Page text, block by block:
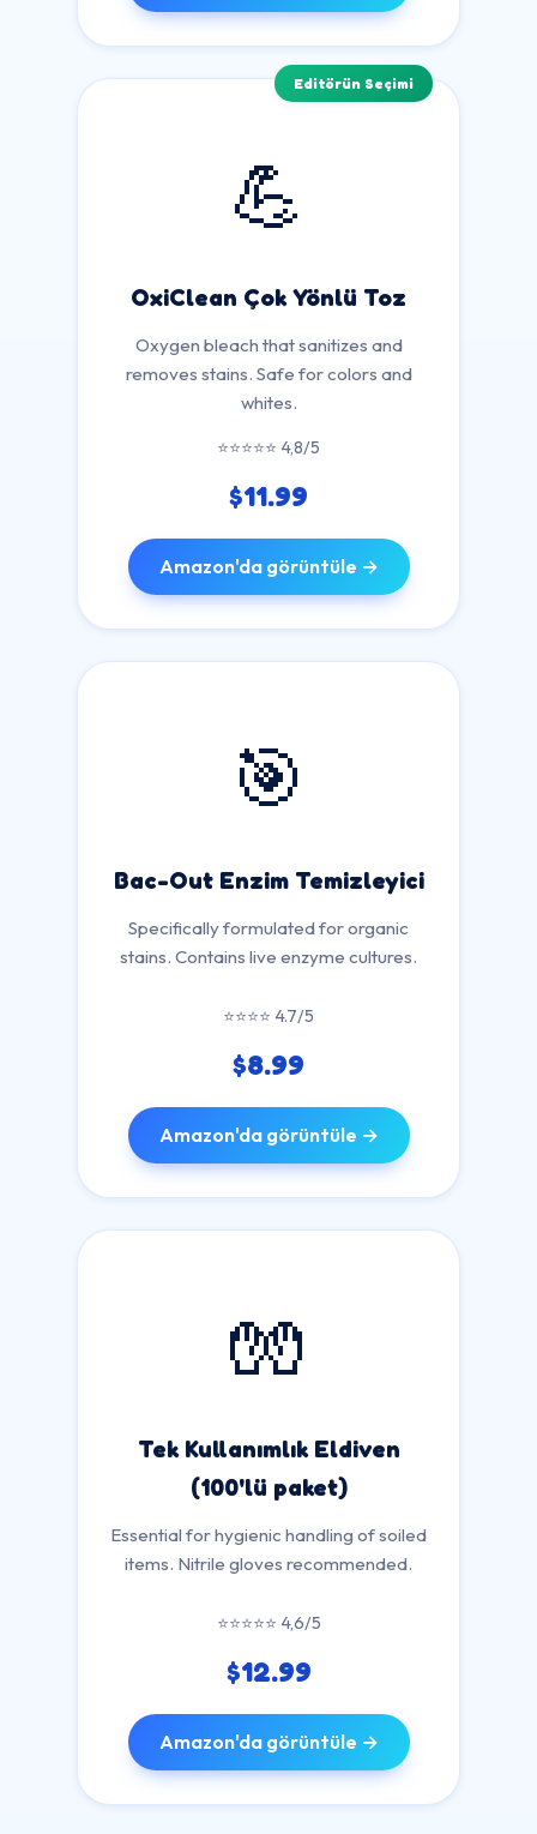
Editörün Seçimi
💪
OxiClean Çok Yönlü Toz
Oxygen bleach that sanitizes and
removes stains. Safe for colors and
whites.
⭐⭐⭐⭐⭐ 4,8/5
$11.99
Amazon'da görüntüle →
🎯
Bac-Out Enzim Temizleyici
Specifically formulated for organic
stains. Contains live enzyme cultures.
⭐⭐⭐⭐ 4.7/5
$8.99
Amazon'da görüntüle →
🧤
Tek Kullanımlık Eldiven
(100'lü paket)
Essential for hygienic handling of soiled
items. Nitrile gloves recommended.
⭐⭐⭐⭐⭐ 4,6/5
$12.99
Amazon'da görüntüle →